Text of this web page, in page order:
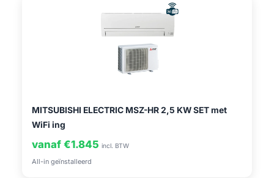
MITSUBISHI ELECTRIC MSZ-HR 2,5 KW SET met
WiFi ing
vanaf €1.845 incl. BTW
All-in geïnstalleerd